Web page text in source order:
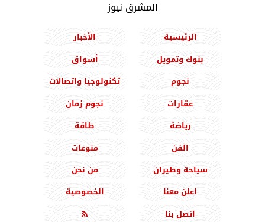
المشرق نيوز
الرئيسية
الأخبار
بنوك وتمويل
أسواق
نجوم
تكنولوجيا واتصالات
عقارات
نجوم زمان
رياضة
طاقة
الفن
منوعات
سياحة وطيران
من نحن
اعلن معنا
الخصوصية
اتصل بنا
